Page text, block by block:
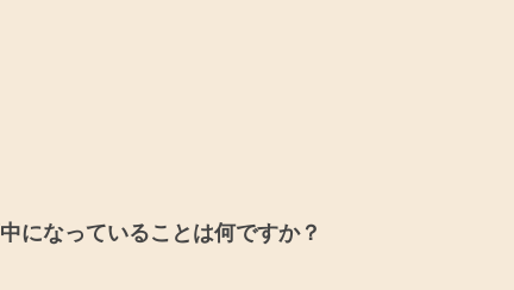
になっていることは何ですか？